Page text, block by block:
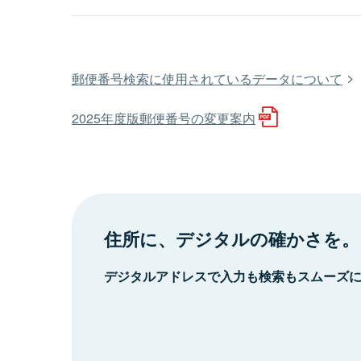
郵便番号検索に使用されているデータについて
2025年度版郵便番号の変更案内
住所に、デジタルの確かさを。
デジタルアドレスで入力も検索もスムーズ